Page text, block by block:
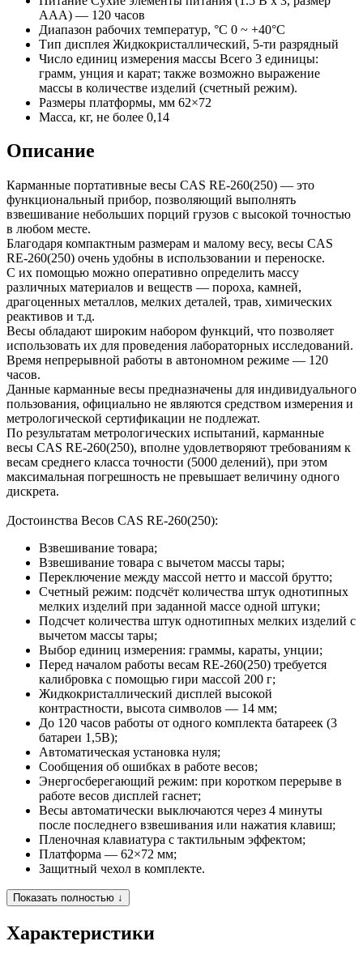
AAA) — 120 часов
Диапазон рабочих температур, °C 0 ~ +40°C
Тип дисплея Жидкокристаллический, 5-ти разрядный
Число единиц измерения массы Всего 3 единицы:
грамм, унция и карат; также возможно выражение
массы в количестве изделий (счетный режим).
Размеры платформы, мм 62×72
Масса, кг, не более 0,14
Описание
Карманные портативные весы CAS RE-260(250) — это
функциональный прибор, позволяющий выполнять
взвешивание небольших порций грузов с высокой точностью
в любом месте.
Благодаря компактным размерам и малому весу, весы CAS
RE-260(250) очень удобны в использовании и переноске.
С их помощью можно оперативно определить массу
различных материалов и веществ — пороха, камней,
драгоценных металлов, мелких деталей, трав, химических
реактивов и т.д.
Весы обладают широким набором функций, что позволяет
использовать их для проведения лабораторных исследований.
Время непрерывной работы в автономном режиме — 120
часов.
Данные карманные весы предназначены для индивидуального
пользования, официально не являются средством измерения и
метрологической сертификации не подлежат.
По результатам метрологических испытаний, карманные
весы CAS RE-260(250), вполне удовлетворяют требованиям к
весам среднего класса точности (5000 делений), при этом
максимальная погрешность не превышает величину одного
дискрета.
Достоинства Весов CAS RE-260(250):
Взвешивание товара;
Взвешивание товара с вычетом массы тары;
Переключение между массой нетто и массой брутто;
Счетный режим: подсчёт количества штук однотипных
мелких изделий при заданной массе одной штуки;
Подсчет количества штук однотипных мелких изделий с
вычетом массы тары;
Выбор единиц измерения: граммы, караты, унции;
Перед началом работы весам RE-260(250) требуется
калибровка с помощью гири массой 200 г;
Жидкокристаллический дисплей высокой
контрастности, высота символов — 14 мм;
До 120 часов работы от одного комплекта батареек (3
батареи 1,5В);
Автоматическая установка нуля;
Сообщения об ошибках в работе весов;
Энергосберегающий режим: при коротком перерыве в
работе весов дисплей гаснет;
Весы автоматически выключаются через 4 минуты
после последнего взвешивания или нажатия клавиш;
Пленочная клавиатура с тактильным эффектом;
Платформа — 62×72 мм;
Защитный чехол в комплекте.
Показать полностью ↓
Характеристики